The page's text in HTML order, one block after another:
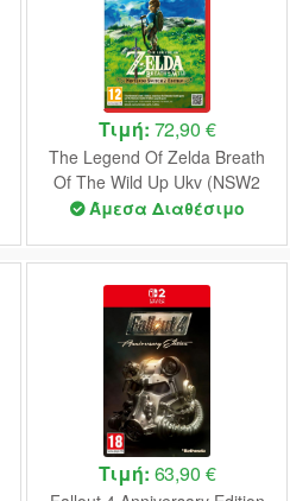
Τιμή: 72,90 €
The Legend Of Zelda Breath
Of The Wild Up Ukv (NSW2
Ed. ) - Nintendo Switch 2 NEW
Άμεσα Διαθέσιμο
Τιμή: 63,90 €